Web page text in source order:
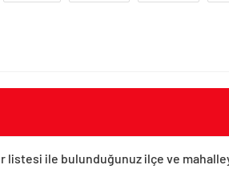
listesi ile bulunduğunuz ilçe ve